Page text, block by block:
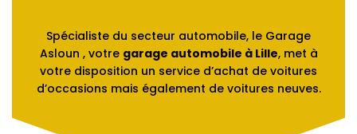
Spécialiste du secteur automobile, le Garage
Asloun , votre garage automobile à Lille, met à
votre disposition un service d’achat de voitures
d’occasions mais également de voitures neuves.